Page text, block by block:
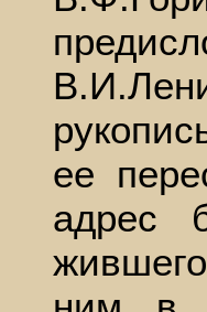
ее
адрес